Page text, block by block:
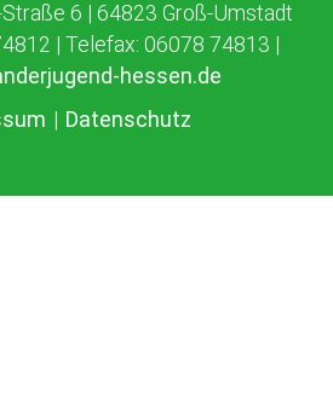
6 | 64823 Groß-Umstadt
| Telefax: 06078 74813 |
hessen.de
Datenschutz